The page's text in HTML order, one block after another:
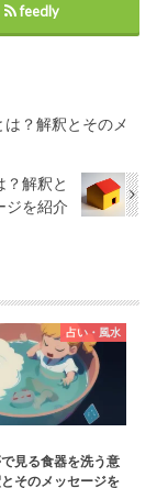
feedly
は？解釈とそのメ
？解釈と
ジを紹介
占い・風水
で見る食器を洗う意
そのメッセージを